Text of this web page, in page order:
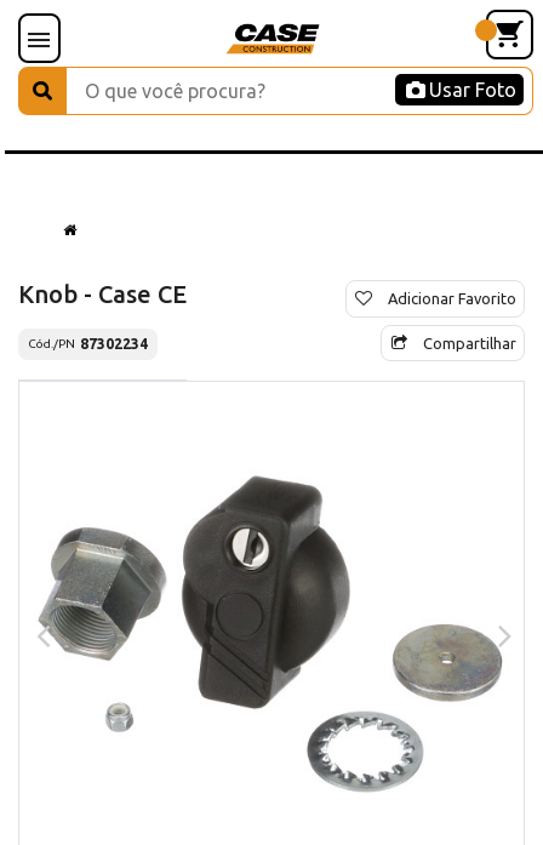
Usar Foto
Knob - Case CE
Cód./PN 87302234
Adicionar Favorito
Compartilhar